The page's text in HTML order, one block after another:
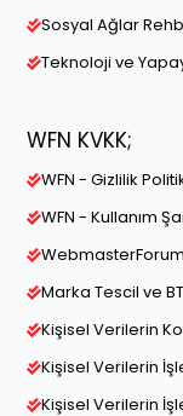
Sosyal Ağlar
Teknoloji ve
WFN KVKK;
WFN - Gizlilik
WFN - Kullanım
Marka Tescil ve
Kişisel Verilerin
Kişisel Verilerin
Kişisel Verilerin